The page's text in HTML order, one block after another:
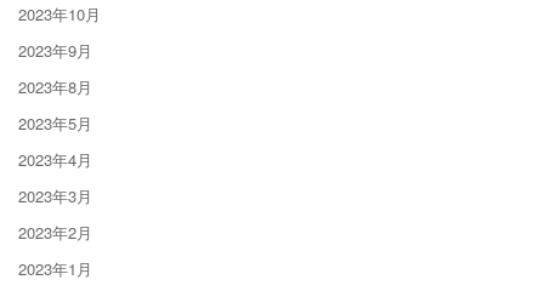
2023年10月
2023年9月
2023年8月
2023年5月
2023年4月
2023年3月
2023年2月
2023年1月